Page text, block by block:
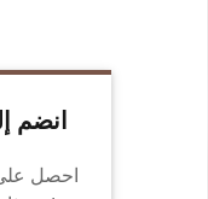
انضم
احصل